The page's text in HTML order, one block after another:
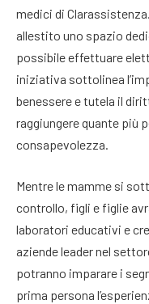
medici di
allestito uno spazio
possibile effettuare
iniziativa sottolinea
benessere e tutela il
raggiungere quante più
consapevolezza.
Mentre le mamme si
controllo, figli e figlie
laboratori educativi e
aziende leader nel
potranno imparare i
prima persona